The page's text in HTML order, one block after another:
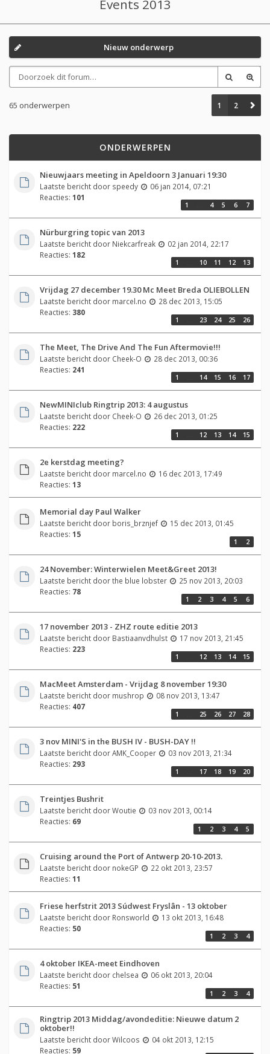
Events 2013
Nieuw onderwerp
65 onderwerpen 1 2
ONDERWERPEN
Nieuwjaars meeting in Apeldoorn 3 Januari 19:30
Laatste bericht door speedy
06 jan 2014, 07:21
Reacties: 101
1 4 5 6 7
Nürburgring topic van 2013
Laatste bericht door Niekcarfreak
02 jan 2014, 22:17
Reacties: 182
1 10 11 12 13
Vrijdag 27 december 19.30 Mc Meet Breda OLIEBOLLEN
Laatste bericht door marcel.no
28 dec 2013, 15:05
Reacties: 380
1 23 24 25 26
The Meet, The Drive And The Fun Aftermovie!!!
Laatste bericht door Cheek-O
28 dec 2013, 00:36
Reacties: 241
1 14 15 16 17
NewMINIclub Ringtrip 2013: 4 augustus
Laatste bericht door Cheek-O
26 dec 2013, 01:25
Reacties: 222
1 12 13 14 15
2e kerstdag meeting?
Laatste bericht door marcel.no
16 dec 2013, 17:49
Reacties: 13
Memorial day Paul Walker
Laatste bericht door boris_brznjef
15 dec 2013, 01:45
Reacties: 15
1 2
24 November: Winterwielen Meet&Greet 2013!
Laatste bericht doorthe blue lobster
25 nov 2013, 20:03
Reacties: 78
1 2 3 4 5 6
17 november 2013 - ZHZ route editie 2013
Laatste bericht door Bastiaanvdhulst
17 nov 2013, 21:45
Reacties: 223
1 12 13 14 15
MacMeet Amsterdam - Vrijdag 8 november 19:30
Laatste bericht door mushrop
08 nov 2013, 13:47
Reacties: 407
1 25 26 27 28
3 nov MINI'S in the BUSH IV - BUSH-DAY !!
Laatste bericht doorAMK_Cooper
03 nov 2013, 21:34
Reacties: 293
1 17 18 19 20
Treintjes Bushrit
Laatste bericht doorWoutie
03 nov 2013, 00:14
Reacties: 69
1 2 3 4 5
Cruising around the Port of Antwerp 20-10-2013.
Laatste bericht door nokeGP
22 okt 2013, 23:57
Reacties: 11
Friese herfstrit 2013 Súdwest Fryslân - 13 oktober
Laatste bericht door Ronsworld
13 okt 2013, 16:48
Reacties: 50
1 2 3 4
4 oktober IKEA-meet Eindhoven
Laatste bericht door chelsea
06 okt 2013, 20:04
Reacties: 51
1 2 3 4
Ringtrip 2013 Middag/avondeditie: Nieuwe datum 2
oktober!!
Laatste bericht doorWilcoos
04 okt 2013, 12:15
Reacties: 59